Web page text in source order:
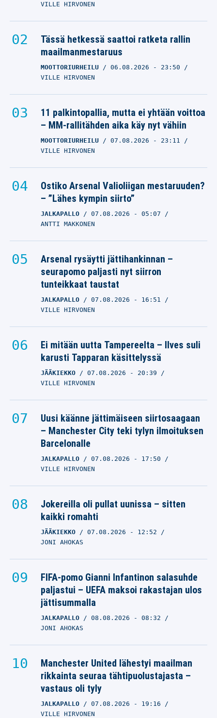
VILLE HIRVONEN
Tässä hetkessä saattoi ratketa rallin
maailmanmestaruus
MOOTTORIURHEILU 06.08.2026 - 23:50
VILLE HIRVONEN
11 palkintopallia, mutta ei yhtään voittoa
– MM-rallitähden aika käy nyt vähiin
MOOTTORIURHEILU 07.08.2026 - 23:11
VILLE HIRVONEN
Ostiko Arsenal Valioliigan mestaruuden?
– ”Lähes kympin siirto”
JALKAPALLO 07.08.2026 - 05:07
ANTTI MAKKONEN
Arsenal rysäytti jättihankinnan –
seurapomo paljasti nyt siirron
tunteikkaat taustat
JALKAPALLO 07.08.2026 - 16:51
VILLE HIRVONEN
Ei mitään uutta Tampereelta – Ilves suli
karusti Tapparan käsittelyssä
JÄÄKIEKKO 07.08.2026 - 20:39
VILLE HIRVONEN
Uusi käänne jättimäiseen siirtosaagaan
– Manchester City teki tylyn ilmoituksen
Barcelonalle
JALKAPALLO 07.08.2026 - 17:50
VILLE HIRVONEN
Jokereilla oli pullat uunissa – sitten
kaikki romahti
JÄÄKIEKKO 07.08.2026 - 12:52
JONI AHOKAS
FIFA-pomo Gianni Infantinon salasuhde
paljastui – UEFA maksoi rakastajan ulos
jättisummalla
JALKAPALLO 08.08.2026 - 08:32
JONI AHOKAS
Manchester United lähestyi maailman
rikkainta seuraa tähtipuolustajasta –
vastaus oli tyly
JALKAPALLO 07.08.2026 - 19:16
VILLE HIRVONEN